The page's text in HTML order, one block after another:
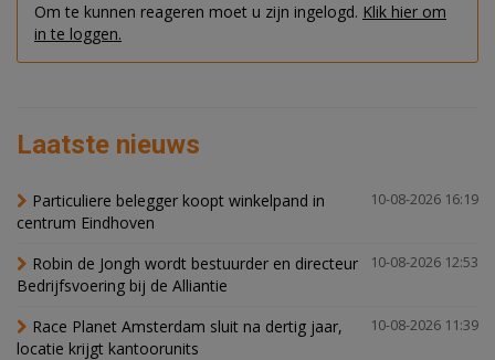
Om te kunnen reageren moet u zijn ingelogd. Klik hier om
in te loggen.
Laatste nieuws
10-08-2026 16:19
Particuliere belegger koopt winkelpand in
centrum Eindhoven
10-08-2026 12:53
Robin de Jongh wordt bestuurder en directeur
Bedrijfsvoering bij de Alliantie
10-08-2026 11:39
Race Planet Amsterdam sluit na dertig jaar,
locatie krijgt kantoorunits